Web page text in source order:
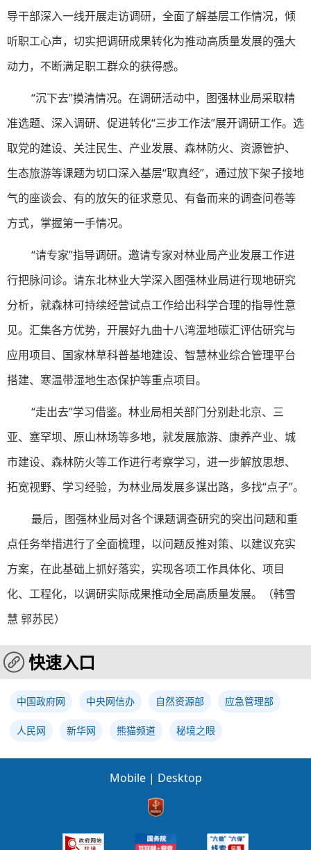
导干部深入一线开展走访调研，全面了解基层工作情况，倾
听职工心声，切实把调研成果转化为推动高质量发展的强大
动力，不断满足职工群众的获得感。
“沉下去”摸清情况。在调研活动中，图强林业局采取精
准选题、深入调研、促进转化“三步工作法”展开调研工作。选
取党的建设、关注民生、产业发展、森林防火、资源管护、
生态旅游等课题为切口深入基层“取真经”，通过放下架子接地
气的座谈会、有的放矢的征求意见、有备而来的调查问卷等
方式，掌握第一手情况。
“请专家”指导调研。邀请专家对林业局产业发展工作进
行把脉问诊。请东北林业大学深入图强林业局进行现地研究
分析，就森林可持续经营试点工作给出科学合理的指导性意
见。汇集各方优势，开展好九曲十八湾湿地碳汇评估研究与
应用项目、国家林草科普基地建设、智慧林业综合管理平台
搭建、寒温带湿地生态保护等重点项目。
“走出去”学习借鉴。林业局相关部门分别赴北京、三
亚、塞罕坝、原山林场等多地，就发展旅游、康养产业、城
市建设、森林防火等工作进行考察学习，进一步解放思想、
拓宽视野、学习经验，为林业局发展多谋出路，多找“点子”。
最后，图强林业局对各个课题调查研究的突出问题和重
点任务举措进行了全面梳理，以问题反推对策、以建议充实
方案，在此基础上抓好落实， 实现各项工作具体化、项目
化、工程化，以调研实际成果推动全局高质量发展。（韩雪
慧 郭苏民）
快速入口
中国政府网 中央网信办 自然资源部 应急管理部
人民网 新华网 熊猫频道 秘境之眼
Mobile | Desktop